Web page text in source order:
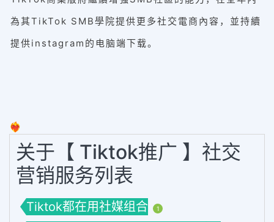
為其TikTok SMB學院提供更多社交電商內容，並持續
提供instagram的电脑端下载。
❤️‍🔥
关于【 Tiktok推广 】社交
营销服务列表
Tiktok都在用社媒组合 1